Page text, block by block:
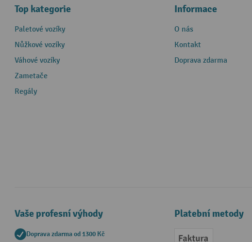
Top kategorie
Paletové vozíky
Nůžkové vozíky
Váhové vozíky
Zametače
Regály
Informace
O nás
Kontakt
Doprava zdarma
Vaše profesní výhody
Doprava zdarma od 1300 Kč
Platební metody